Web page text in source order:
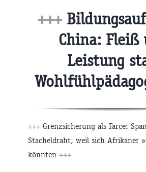
+++
China: Fleiß
Leistung
+++ Grenzsicherung als Farce:
Stacheldraht, weil sich Afrikaner
könnten +++